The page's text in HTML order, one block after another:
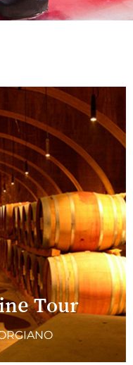
Tour